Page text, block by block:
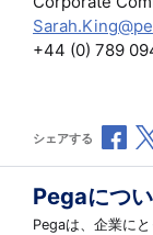
+44 (0) 789
シェアする
Pegaにつ
Pegaは、企業に